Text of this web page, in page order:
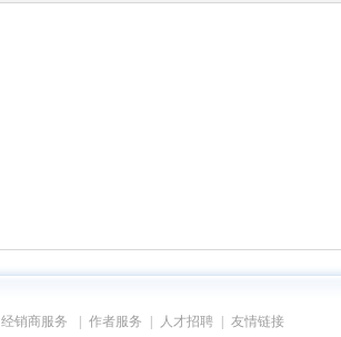
经销商服务 作者服务 人才招聘
友情链接